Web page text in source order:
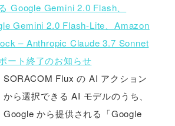
Google Gemini 2.0 Flash、
Gemini 2.0 Flash-Lite、Amazon
– Anthropic Claude 3.7 Sonnet
ート終了のお知らせ
SORACOM Flux の AI アクション
から選択できる AI モデルのうち、
Google から提供される「Google